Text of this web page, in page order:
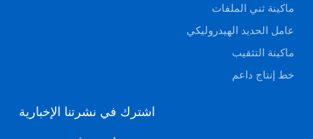
ماكينة ثني الملفات
عامل الحديد الهيدروليكي
ماكينة التثقيب
خط إنتاج داعم
اشترك في نشرتنا الإخبارية